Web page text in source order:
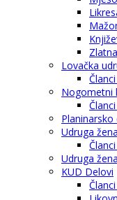
Lovačka
Nogometni
Udruga
Udruga
KUD Delovi